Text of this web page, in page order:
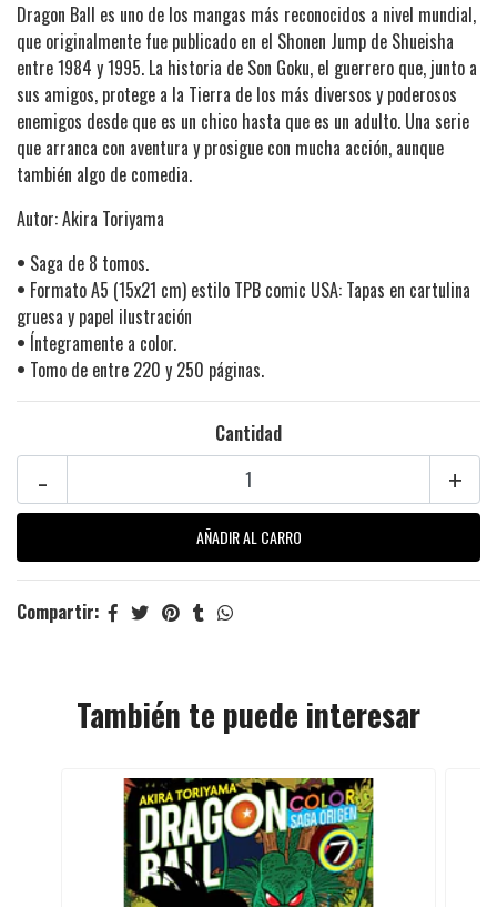
Dragon Ball es uno de los mangas más reconocidos a nivel mundial,
que originalmente fue publicado en el Shonen Jump de Shueisha
entre 1984 y 1995. La historia de Son Goku, el guerrero que, junto a
sus amigos, protege a la Tierra de los más diversos y poderosos
enemigos desde que es un chico hasta que es un adulto. Una serie
que arranca con aventura y prosigue con mucha acción, aunque
también algo de comedia.
Autor: Akira Toriyama
• Saga de 8 tomos.
• Formato A5 (15x21 cm) estilo TPB comic USA: Tapas en cartulina
gruesa y papel ilustración
• Íntegramente a color.
• Tomo de entre 220 y 250 páginas.
Cantidad
+
-
Compartir:
También te puede interesar